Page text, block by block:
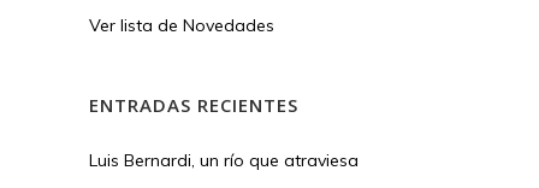
Ver lista de Novedades
ENTRADAS RECIENTES
Luis Bernardi, un río que atraviesa